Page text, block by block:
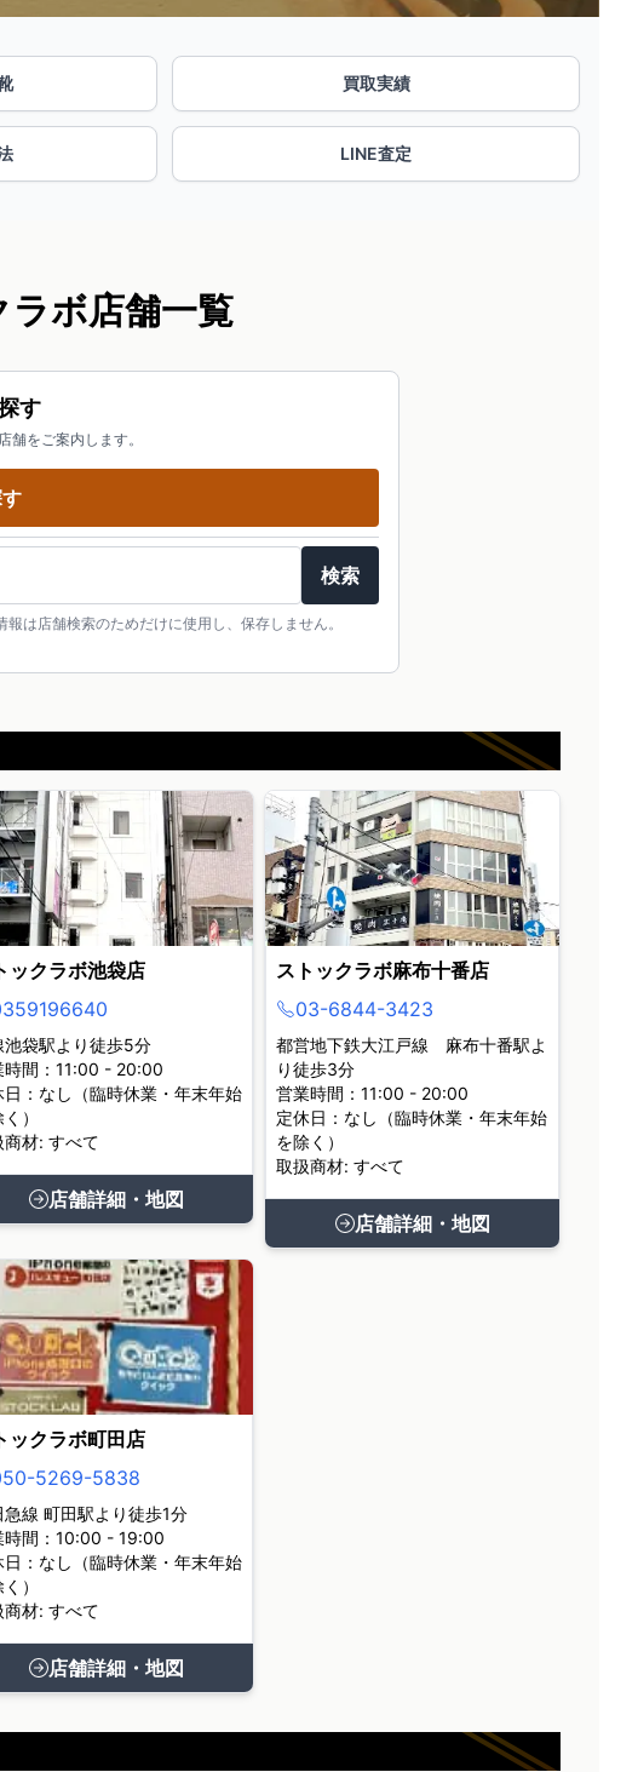
買取実績
LINE査定
ラボ店舗一覧
す
舗をご案内します。
検索
は店舗検索のためだけに使用し、保存しません。
ックラボ池袋店
池袋駅より徒歩5分
時間：11:00 - 20:00
日：なし（臨時休業・年末年始
）
商材: すべて
店舗詳細・地図
ストックラボ麻布十番店
03-6844-3423
都営地下鉄大江戸線 麻布十番駅よ
り徒歩3分
営業時間：11:00 - 20:00
定休日：なし（臨時休業・年末年始
を除く）
取扱商材: すべて
店舗詳細・地図
ックラボ町田店
5269-5838
急線 町田駅より徒歩1分
時間：10:00 - 19:00
日：なし（臨時休業・年末年始
）
商材: すべて
店舗詳細・地図